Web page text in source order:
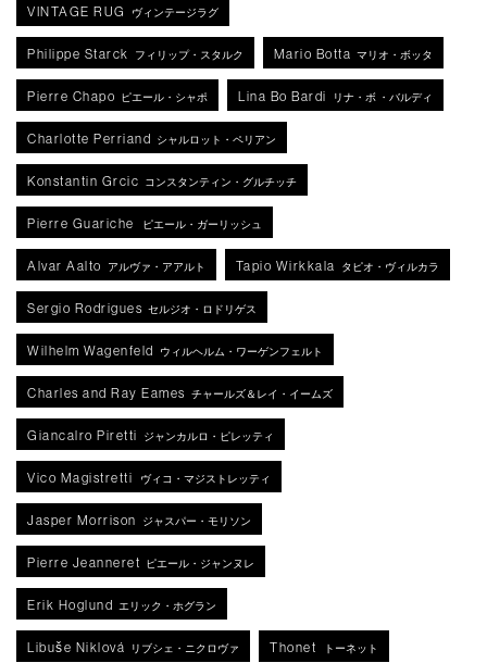
VINTAGE RUG ヴィンテージラグ
Philippe Starck フィリップ・スタルク Mario Botta マリオ・ボッタ
Pierre Chapo ピエール・シャポ Lina Bo Bardi リナ・ボ ・バルディ
Charlotte Perriand シャルロット・ペリアン
Konstantin Grcic コンスタンティン・グルチッチ
Pierre Guariche ピエール・ガーリッシュ
Alvar Aalto アルヴァ・アアルト Tapio Wirkkala タピオ・ヴィルカラ
Sergio Rodrigues セルジオ・ロドリゲス
Wilhelm Wagenfeld ウィルヘルム・ワーゲンフェルト
Charles and Ray Eames チャールズ＆レイ・イームズ
Giancalro Piretti ジャンカルロ・ピレッティ
Vico Magistretti ヴィコ・マジストレッティ
Jasper Morrison ジャスパー・モリソン
Pierre Jeanneret ピエール・ジャンヌレ
Erik Hoglund エリック・ホグラン
Libuše Niklová リブシェ・ニクロヴァ Thonet トーネット